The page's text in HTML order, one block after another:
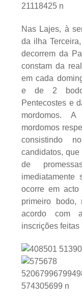
Nas Lajes, à
da ilha
decorrem da
constam da
em cada
e de 2
Pentecostes e
mordomos.
mordomos
consistindo
candidatos,
de
imediatamente
ocorre em
primeiro bodo,
acordo com
inscrições feitas